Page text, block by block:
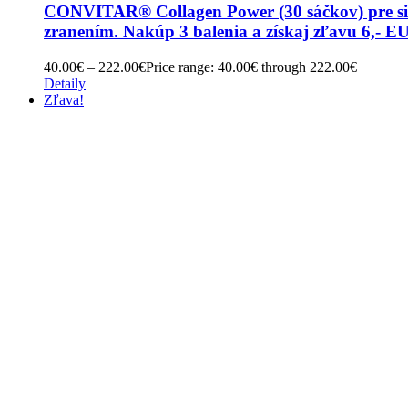
CONVITAR® Collagen Power (30 sáčkov) pre
zranením. Nakúp 3 balenia a získaj zľavu 6,-
40.00€ – 222.00€Price range: 40.00€ through 222.00€
Detaily
Zľava!